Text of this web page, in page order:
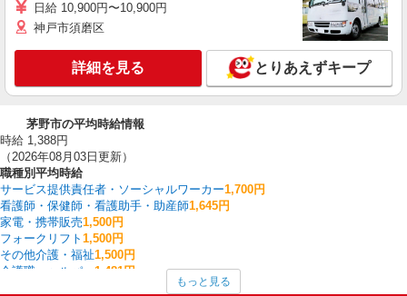
日給 10,900円〜10,900円
神戸市須磨区
詳細を見る とりあえずキープ
茅野市の平均時給情報
時給 1,388円
（2026年08月03日更新）
職種別平均時給
サービス提供責任者・ソーシャルワーカー1,700円
看護師・保健師・看護助手・助産師1,645円
家電・携帯販売1,500円
フォークリフト 1,500円
その他介護・福祉1,500円
介護職・ヘルパー 1,481円
もっと見る